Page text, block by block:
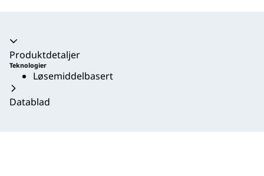
Trekkspill kollapset
Produktdetaljer
Teknologier
Løsemiddelbasert
Datablad